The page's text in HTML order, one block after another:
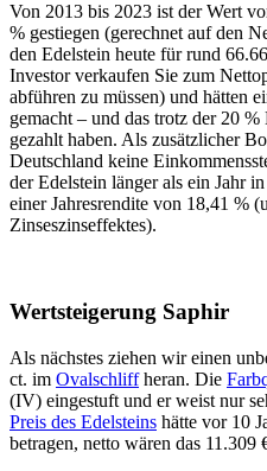
Von 2013 bis 2023 ist der Wert
% gestiegen (gerechnet auf den
den Edelstein heute für rund
Investor verkaufen Sie zum
abführen zu müssen) und hätten
gemacht – und das trotz der 20
gezahlt haben. Als zusätzlicher
Deutschland keine
der Edelstein länger als ein Jahr
einer Jahresrendite von 18,41 %
Zinseszinseffektes).
Wertsteigerung Saphir
Als nächstes ziehen wir einen
ct. im Ovalschliffheran. Die
(IV) eingestuft und er weist nur
Preis des Edelsteins hätte vor 10
betragen, netto wären das 11.309